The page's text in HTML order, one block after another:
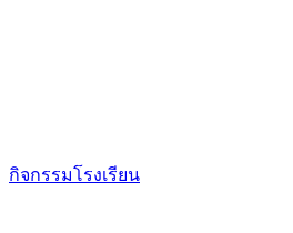
กิจกรรมโรงเรียน